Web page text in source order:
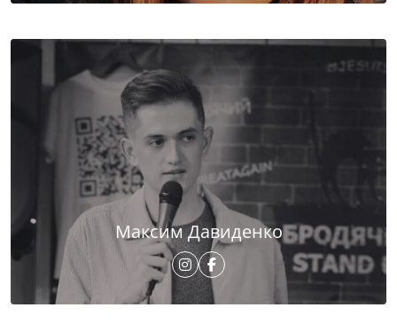
Максим Давиденко